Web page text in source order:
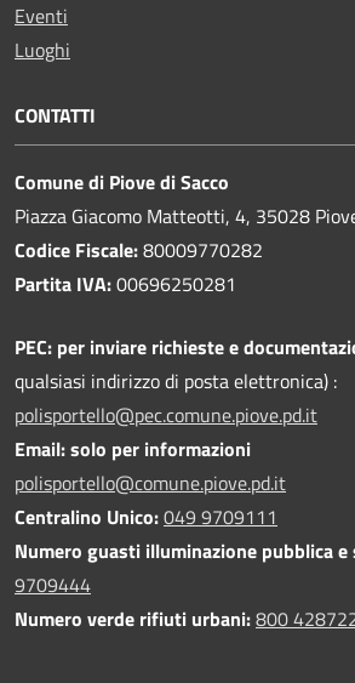
Eventi
Luoghi
CONTATTI
Comune di Piove di Sacco
Piazza Giacomo Matteotti, 4, 35028
Codice Fiscale:80009770282
Partita IVA:00696250281
PEC: per inviare richieste e
qualsiasi indirizzo di posta elettronica) :
polisportello@pec.comune.piove.pd.it
Email: solo per informazioni
polisportello@comune.piove.pd.it
Centralino Unico:049 9709111
Numero guasti illuminazione pubblica e
9709444
Numero verde rifiuti urbani:800